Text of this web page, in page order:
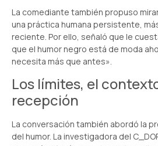
La comediante también propuso
una práctica humana persistente,
reciente. Por ello, señaló que le
que el humor negro está de moda
necesita más que antes».
Los límites, el
recepción
La conversación también abordó la
del humor. La investigadora del